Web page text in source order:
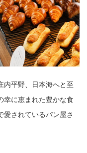
内平野、日本海へと至
幸に恵まれた豊かな食
されているパン屋さ